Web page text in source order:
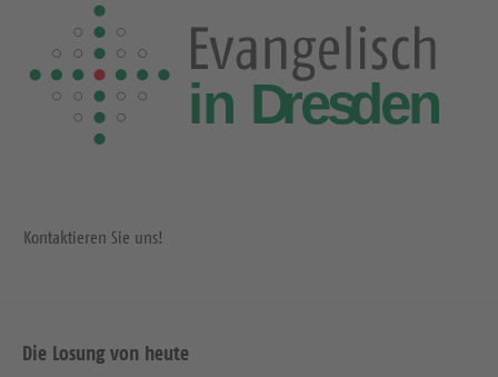
Kontaktieren Sie uns!
Die Losung von heute